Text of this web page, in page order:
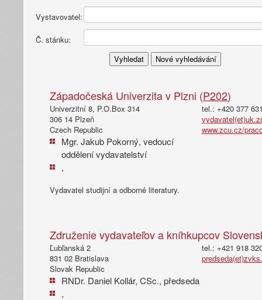
Vystavovatel:
Č. stánku:
Západočeská Univerzita v Plzni (P202)
Univerzitní 8, P.O.Box 314
306 14 Plzeň
Czech Republic
Mgr. Jakub Pokorný, vedoucí
oddělení vydavatelství
,
tel.: +420 377
www.zcu.cz/
Vydavatel studijní a odborné literatury.
Združenie vydavateľov a kníhkupcov
Ľubľanská 2
831 02 Bratislava
Slovak Republic
RNDr. Daniel Kollár, CSc., předseda
,
tel.: +421 918